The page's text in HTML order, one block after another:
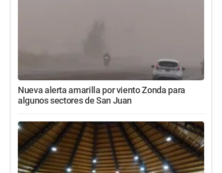
Nueva alerta amarilla por viento Zonda para
algunos sectores de San Juan